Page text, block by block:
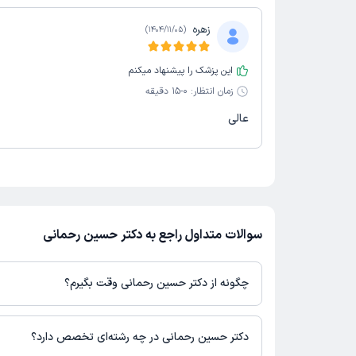
زهره (
1404/11/05
)
این پزشک را پیشنهاد میکنم
زمان انتظار: 0-15 دقیقه
عالی
سوالات متداول راجع به دکتر حسین رحمانی
چگونه از دکتر حسین رحمانی وقت بگیرم؟
در صورتی کهدکتر حسین رحمانیدارای پروفایل فعال و نوبت‌دهی باز
باشند، می‌توانید از طریق این پلتفرم برای دریافت نوبت اقدام کنید.
دکتر حسین رحمانی در چه رشته‌ای تخصص دارد؟